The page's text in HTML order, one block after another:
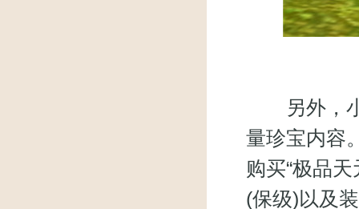
另外，小
量珍宝内容
购买“极品
(保级)以及